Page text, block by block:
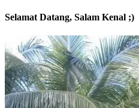
Selamat Datang, Salam Kenal ;)